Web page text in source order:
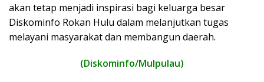
akan tetap menjadi inspirasi bagi keluarga besar
Diskominfo Rokan Hulu dalam melanjutkan tugas
melayani masyarakat dan membangun daerah.
(Diskominfo/Mulpulau)